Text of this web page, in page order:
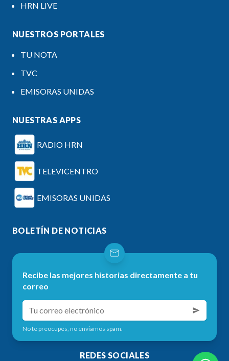
HRN LIVE
NUESTROS PORTALES
TU NOTA
TVC
EMISORAS UNIDAS
NUESTRAS APPS
RADIO HRN
TELEVICENTRO
EMISORAS UNIDAS
BOLETÍN DE NOTICIAS
Recibe las mejores historias directamente a tu
correo
No te preocupes, no enviamos spam.
REDES SOCIALES